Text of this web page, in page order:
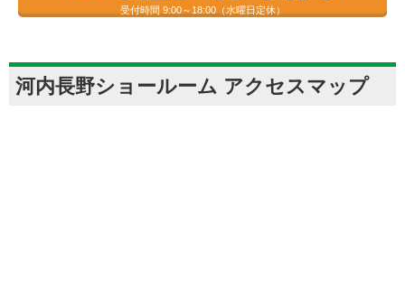
受付時間 9:00～18:00（水曜日定休）
河内長野ショールーム アクセスマップ